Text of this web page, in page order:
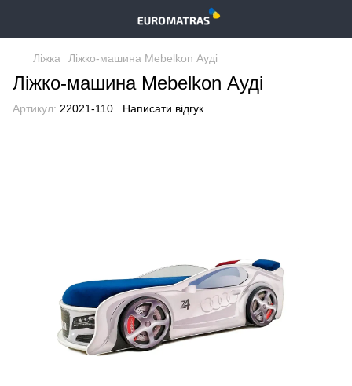
Ліжка Ліжко-машина Mebelkon Ауді
Ліжко-машина Mebelkon Ауді
Артикул: 22021-110 Написати відгук